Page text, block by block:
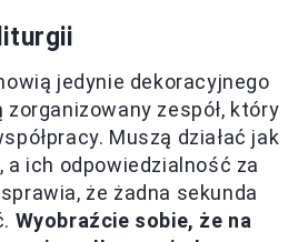
jedynie dekoracyjnego
zespół, który
Muszą działać jak
a ich odpowiedzialność za
że żadna sekunda
Wyobraźcie sobie, że na